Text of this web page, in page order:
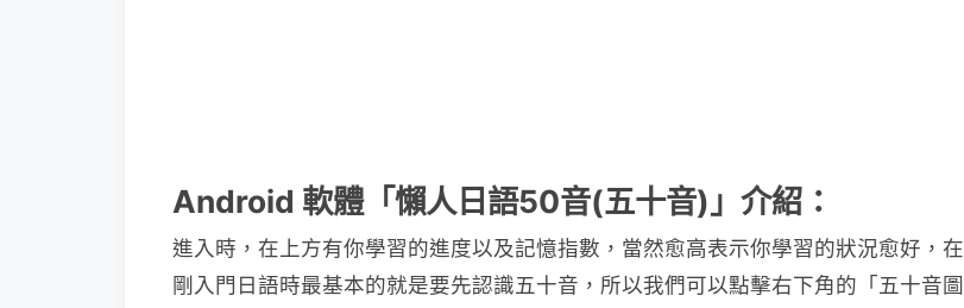
Android 軟體「懶人日語50音(五十音)」介紹：
進入時，在上方有你學習的進度以及記憶指數，當然愈高表示你學習的狀況愈好，在
剛入門日語時最基本的就是要先認識五十音，所以我們可以點擊右下角的「五十音圖